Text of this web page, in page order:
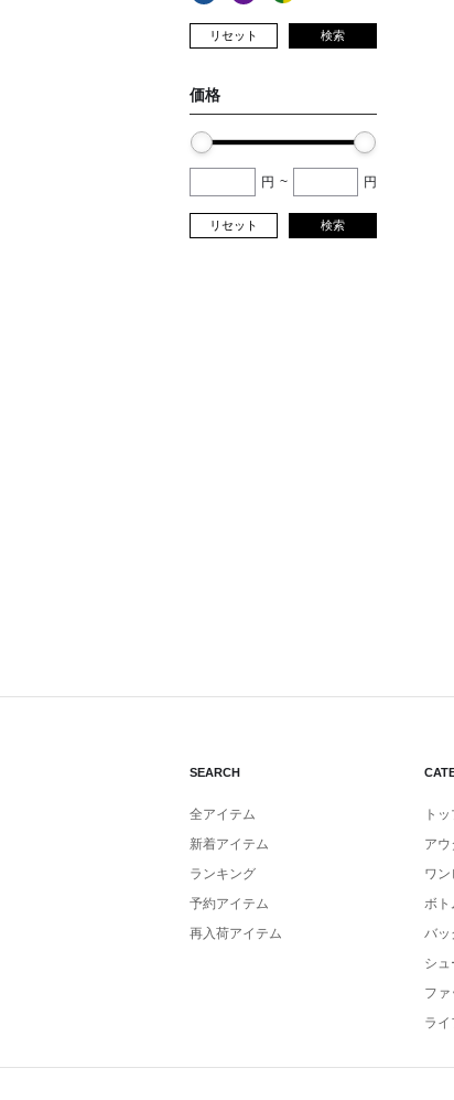
リセット 検索
価格
円 ~ 円
リセット 検索
SEARCH
全アイテム
新着アイテム
ランキング
予約アイテム
再入荷アイテム
ト
アウ
ワン
ボト
バッ
シュ
ファ
ラ